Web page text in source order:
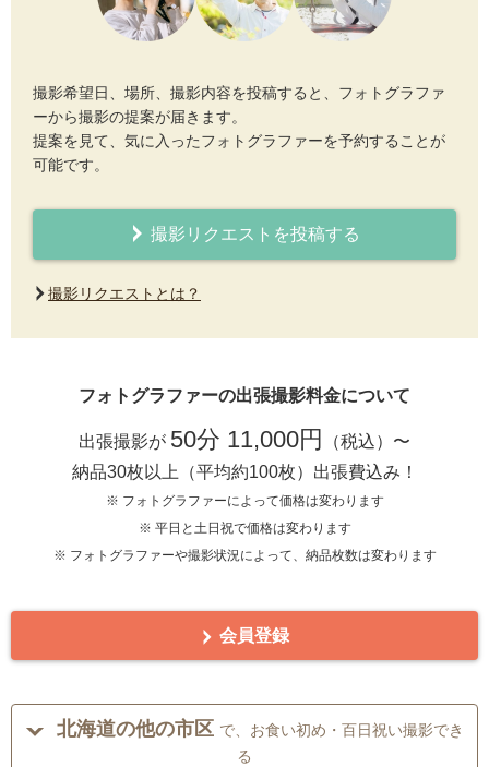
撮影希望日、場所、撮影内容を投稿すると、フォトグラファ
ーから撮影の提案が届きます。
提案を見て、気に入ったフォトグラファーを予約することが
可能です。
撮影リクエストを投稿する
撮影リクエストとは？
フォトグラファーの出張撮影料金について
出張撮影が 50分 11,000円
（税込）〜
納品30枚以上（平均約100枚）出張費込み！
※ フォトグラファーによって価格は変わります
※ 平日と土日祝で価格は変わります
※ フォトグラファーや撮影状況によって、納品枚数は変わります
会員登録
北海道の他の市区 で、お食い初め・百日祝い撮影でき
る